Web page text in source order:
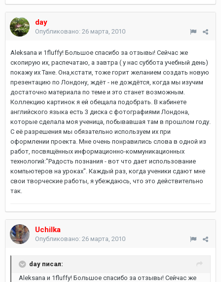
day
Опубликовано: 26 марта, 2010
Aleksana и 1fluffy! Большое спасибо за отзывы! Сейчас же
скопирую их, распечатаю, а завтра ( у нас суббота учебный день)
покажу их Тане. Она,кстати, тоже горит желанием создать новую
презентацию по Лондону, ждёт - не дождётся, когда мы изучим
достаточно материала по теме и это станет возможным.
Коллекцию картинок я ей обещала подобрать. В кабинете
английского языка есть 3 диска с фотографиями Лондона,
которые сделала моя ученица, побывавшая там в прошлом году.
С её разрешения мы обязательно используем их при
оформлении проекта. Мне очень понравились слова в одной из
работ, посвящённых информационно-коммуникационных
технологий:"Радость познания - вот что дает использование
компьютеров на уроках". Каждый раз, когда ученики сдают мне
свои творческие работы, я убеждаюсь, что это действительно
так.
Uchilka
Опубликовано: 26 марта, 2010
day писал:
Aleksana и 1fluffy! Большое спасибо за отзывы! Сейчас же